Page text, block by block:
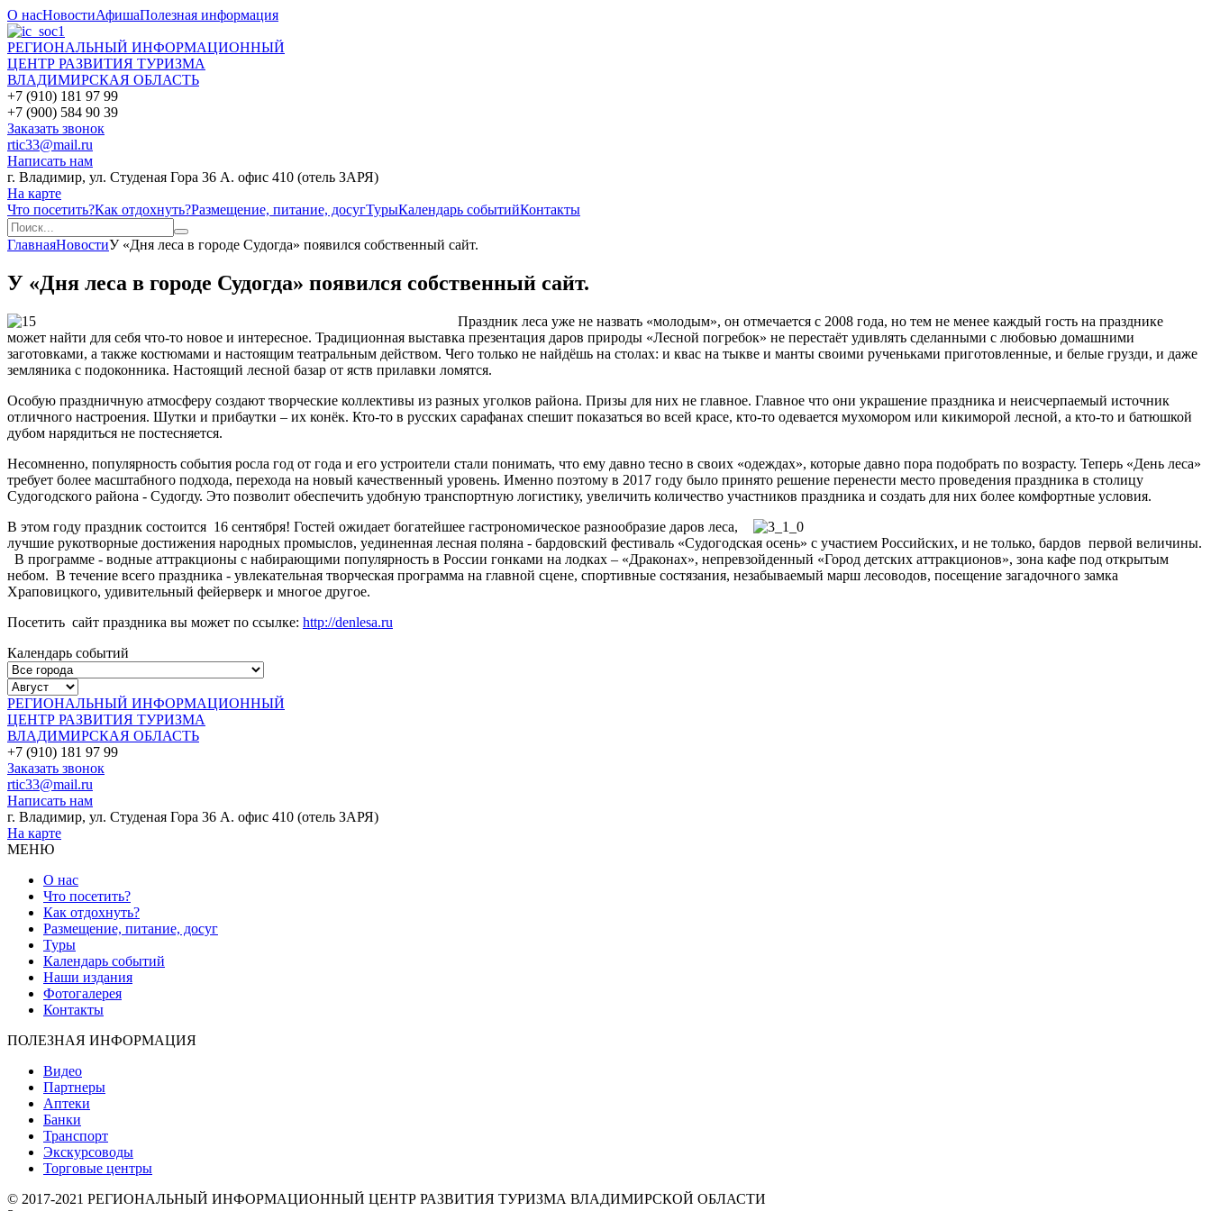
О насНовостиАфишаПолезная информация
РЕГИОНАЛЬНЫЙ ИНФОРМАЦИОННЫЙ
ЦЕНТР РАЗВИТИЯ ТУРИЗМА
ВЛАДИМИРСКАЯ ОБЛАСТЬ
+7 (910) 181 97 99
+7 (900) 584 90 39
Заказать звонок
rtic33@mail.ru
Написать нам
г. Владимир, ул. Студеная Гора 36 А. офис 410 (отель ЗАРЯ)
На карте
Что посетить?Как отдохнуть?Размещение, питание, досугТурыКалендарь событийКонтакты
ГлавнаяНовостиУ «Дня леса в городе Судогда» появился собственный сайт.
У «Дня леса в городе Судогда» появился собственный сайт.
Праздник леса уже не назвать «молодым», он отмечается с 2008 года, но тем не менее каждый гость на празднике
может найти для себя что-то новое и интересное. Традиционная выставка презентация даров природы «Лесной погребок» не перестаёт удивлять сделанными с любовью домашними
заготовками, а также костюмами и настоящим театральным действом. Чего только не найдёшь на столах: и квас на тыкве и манты своими рученьками приготовленные, и белые грузди, и даже
земляника с подоконника. Настоящий лесной базар от яств прилавки ломятся.
Особую праздничную атмосферу создают творческие коллективы из разных уголков района. Призы для них не главное. Главное что они украшение праздника и неисчерпаемый источник
отличного настроения. Шутки и прибаутки – их конёк. Кто-то в русских сарафанах спешит показаться во всей красе, кто-то одевается мухомором или кикиморой лесной, а кто-то и батюшкой
дубом нарядиться не постесняется.
Несомненно, популярность события росла год от года и его устроители стали понимать, что ему давно тесно в своих «одеждах», которые давно пора подобрать по возрасту. Теперь «День леса»
требует более масштабного подхода, перехода на новый качественный уровень. Именно поэтому в 2017 году было принято решение перенести место проведения праздника в столицу
Судогодского района - Судогду. Это позволит обеспечить удобную транспортную логистику, увеличить количество участников праздника и создать для них более комфортные условия.
В этом году праздник состоится 16 сентября! Гостей ожидает богатейшее гастрономическое разнообразие даров леса,
лучшие рукотворные достижения народных промыслов, уединенная лесная поляна - бардовский фестиваль «Судогодская осень» с участием Российских, и не только, бардов первой величины.
В программе - водные аттракционы с набирающими популярность в России гонками на лодках – «Драконах», непревзойденный «Город детских аттракционов», зона кафе под открытым
небом. В течение всего праздника - увлекательная творческая программа на главной сцене, спортивные состязания, незабываемый марш лесоводов, посещение загадочного замка
Храповицкого, удивительный фейерверк и многое другое.
Посетить сайт праздника вы может по ссылке: http://denlesa.ru
Календарь событий
РЕГИОНАЛЬНЫЙ ИНФОРМАЦИОННЫЙ
ЦЕНТР РАЗВИТИЯ ТУРИЗМА
ВЛАДИМИРСКАЯ ОБЛАСТЬ
+7 (910) 181 97 99
Заказать звонок
rtic33@mail.ru
Написать нам
г. Владимир, ул. Студеная Гора 36 А. офис 410 (отель ЗАРЯ)
На карте
МЕНЮ
О нас
Что посетить?
Как отдохнуть?
Размещение, питание, досуг
Туры
Календарь событий
Наши издания
Фотогалерея
Контакты
ПОЛЕЗНАЯ ИНФОРМАЦИЯ
Видео
Партнеры
Аптеки
Банки
Транспорт
Экскурсоводы
Торговые центры
© 2017-2021 РЕГИОНАЛЬНЫЙ ИНФОРМАЦИОННЫЙ ЦЕНТР РАЗВИТИЯ ТУРИЗМА ВЛАДИМИРСКОЙ ОБЛАСТИ